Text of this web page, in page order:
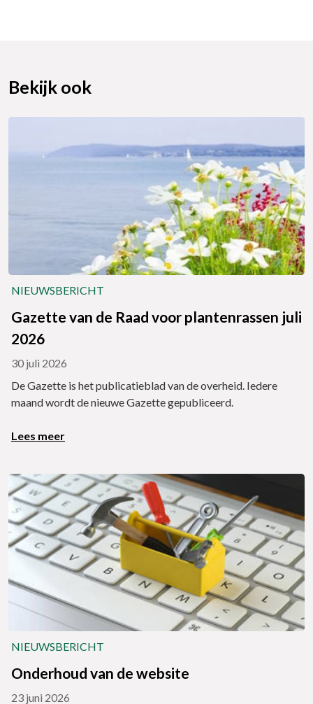
Bekijk ook
NIEUWSBERICHT
Gazette van de Raad voor plantenrassen juli
2026
30 juli 2026
De Gazette is het publicatieblad van de overheid. Iedere
maand wordt de nieuwe Gazette gepubliceerd.
Lees meer
NIEUWSBERICHT
Onderhoud van de website
23 juni 2026